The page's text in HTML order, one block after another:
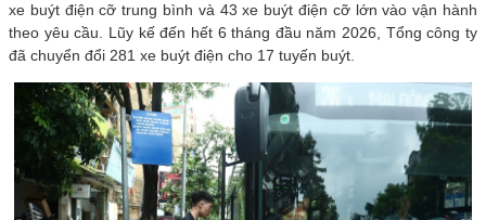
xe buýt điện cỡ trung bình và 43 xe buýt điện cỡ lớn vào vận hành
theo yêu cầu. Lũy kế đến hết 6 tháng đầu năm 2026, Tổng công ty
đã chuyển đổi 281 xe buýt điện cho 17 tuyến buýt.